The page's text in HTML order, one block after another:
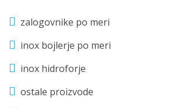
zalogovnike po meri
inox bojlerje po meri
inox hidroforje
ostale proizvode